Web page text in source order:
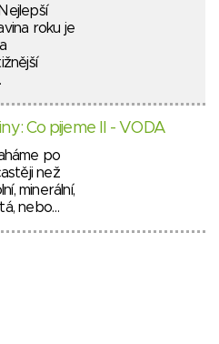
roku je
Co pijeme II - VODA
po
než
minerální,
nebo…